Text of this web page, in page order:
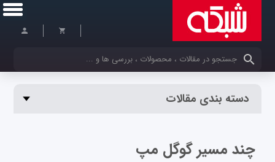
کلمات کلیدی خود را وارد کنید
دسته بندی مقالات
چند مسیر گوگل مپ